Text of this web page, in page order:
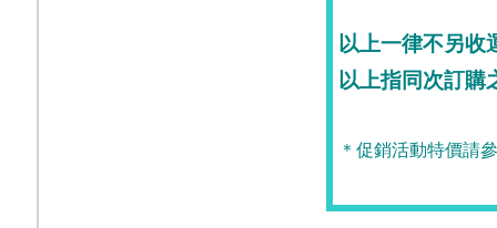
以上一律不另收
以上指同次訂購
＊促銷活動特價請